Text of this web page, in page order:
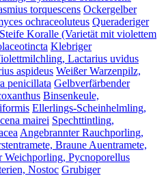
torquescens Ockergelber
ochraceoluteus Queraderiger
Steife Koralle (Varietät mit violettem
Klebriger
Lactarius uvidus
aspideus Weißer Warzenpilz,
penicillata Gelbverfärbender
Binsenkeule,
Ellerlings-Scheinhelmling,
mairei Spechttintling,
Angebrannter Rauchporling,
Braune Auentramete,
Weichporling, Pycnoporellus
Nostoc Grubiger